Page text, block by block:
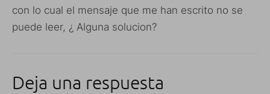
con lo cual el mensaje que me han escrito no se
puede leer, ¿ Alguna solucion?
Deja una respuesta